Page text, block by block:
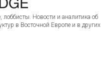
лоббисты. Новости и аналитика об
в Восточной Европе и в других